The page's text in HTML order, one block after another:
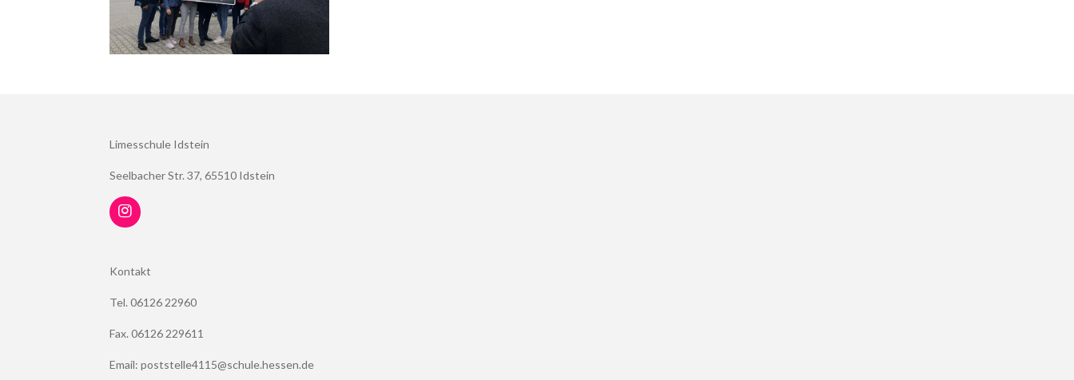
Limesschule Idstein
Seelbacher Str. 37, 65510 Idstein
I
n
a
r
m
Kontakt
Tel. 06126 22960
Fax. 06126 229611
Email: poststelle4115@schule.hessen.de